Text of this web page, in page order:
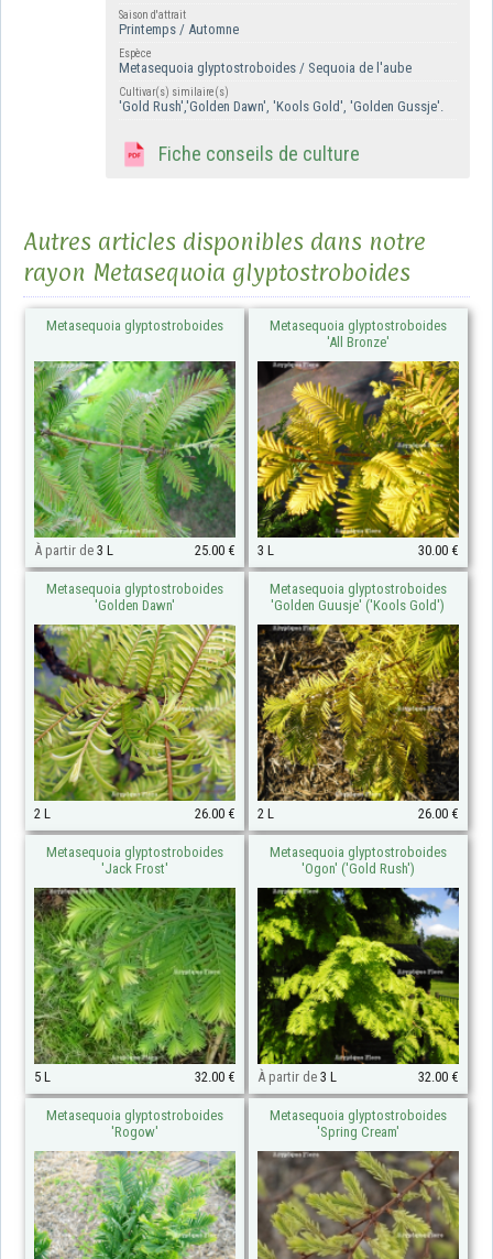
Saison d'attrait
Printemps / Automne
Espèce
Metasequoia glyptostroboides / Sequoia de l'aube
Cultivar(s) similaire(s)
'Gold Rush','Golden Dawn', 'Kools Gold', 'Golden Gussje'.
Fiche conseils de culture
Autres articles disponibles dans notre
rayon Metasequoia glyptostroboides
Metasequoia glyptostroboides
À partir de 3 L 25.00 €
Metasequoia glyptostroboides
'All Bronze'
3 L 30.00 €
Metasequoia glyptostroboides
'Golden Dawn'
2 L 26.00 €
Metasequoia glyptostroboides
'Golden Guusje' ('Kools Gold')
2 L 26.00 €
Metasequoia glyptostroboides
'Jack Frost'
5 L 32.00 €
Metasequoia glyptostroboides
'Ogon' ('Gold Rush')
À partir de3 L 32.00 €
Metasequoia glyptostroboides
'Rogow'
Metasequoia glyptostroboides
'Spring Cream'